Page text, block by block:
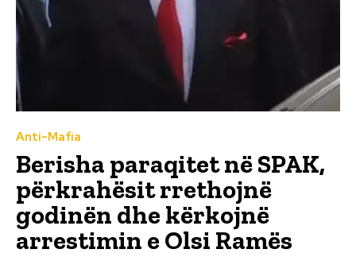
Anti-Mafia
Berisha paraqitet në SPAK,
përkrahësit rrethojnë
godinën dhe kërkojnë
arrestimin e Olsi Ramës